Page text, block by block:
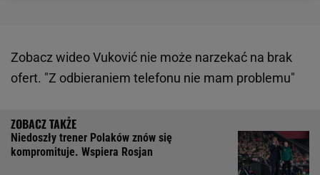
Zobacz wideoVuković nie może narzekać na brak
ofert. "Z odbieraniem telefonu nie mam problemu"
Niedoszły trener Polaków znów się
kompromituje. Wspiera Rosjan